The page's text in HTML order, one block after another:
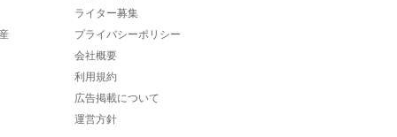
ライター募集
プライバシーポリシー
会社概要
利用規約
広告掲載について
運営方針